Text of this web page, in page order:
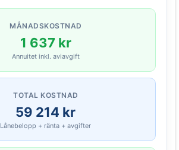
MÅNADSKOSTNAD
1 637 kr
Annuitet inkl. aviavgift
TOTAL KOSTNAD
59 214 kr
Lånebelopp + ränta + avgifter